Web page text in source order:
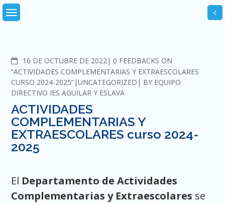
Skip
to
16 DE OCTUBRE DE 2022 COMMENTS
0 FEEDBACKS ON
“ACTIVIDADES COMPLEMENTARIAS Y EXTRAESCOLARES
CURSO 2024-2025” UNCATEGORIZED BY EQUIPO
DIRECTIVO IES AGUILAR Y ESLAVA
ACTIVIDADES
COMPLEMENTARIAS Y
EXTRAESCOLARES curso 2024-
2025
El Departamento de Actividades
Complementarias y Extraescolares se